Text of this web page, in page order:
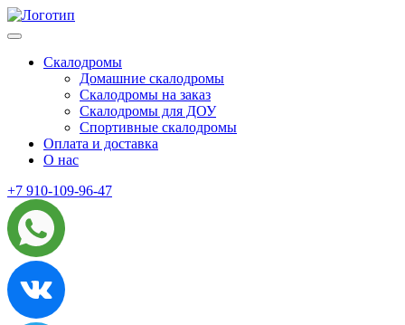
Skip
to
Скалодромы
Домашние скалодромы
Скалодромы на заказ
Скалодромы для ДОУ
Спортивные скалодромы
Оплата и доставка
О нас
+7 910-109-96-47